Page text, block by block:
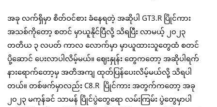
အခု လက်ရှိမှာ စိတ်ဝင်စား ခံနေရတဲ့ အဆိုပါ GT3.R ပြိုင်ကား
အသစ်ကိုတော့ စတင် မှာယူနိုင်ပြီလို့ သိရပြီး လာမယ့် ၂၀၂၃
တတိယ ၃ လပတ် ကာလ လောက်မှာ မှာယူထားသူတွေထံ စတင်
ပို့ဆောင် ပေးလာပါလိမ့်မယ်။ ဈေးနှုန်း တွေကတော့ အဆိုပါရက်
နားရောက်တော့မှ အတိအကျ ထုတ်ပြန်ပေးလိမ့်မယ်လို့ သိရပါ
တယ်။ တစ်ဖက်မှာလည်း C8.R ပြိုင်ကား အတွက်ကတော့ အခု
၂၀၂၃ မကုန်ခင် သာမန် ပြိုင်ပွဲတွေရော လမ်းကြမ်း ပွဲတွေမှာပါ